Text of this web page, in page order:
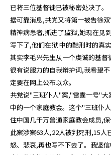
已将三位基督徒已被秘密处决了。
据可靠消息,共党又将第一被告徐
精神病患者,抓进了监狱,她现在见
写下了,他们在狱 中的酷刑时的真
其实李毛兴先生从一个虔诚的基
很有说服力的自我辩护词,我希望
定要在网上公布以众。
共党说"三班仆人"案,"雷霆一号"
中的一个家庭教会。这个"三班仆
住中国几千万普通家庭教会成员,保
此案涉案63人,22人被判死刑,15
怒、悲哀,再也写不下去了。我坚